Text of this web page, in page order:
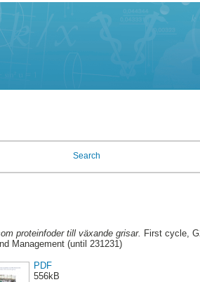
Search
proteinfoder till växande grisar. First cycle,
Management (until 231231)
PDF
556kB